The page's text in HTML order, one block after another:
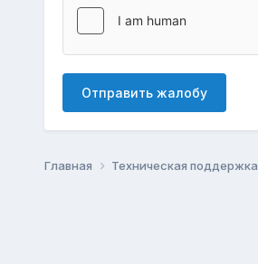
Отправить жалобу
Главная Техническая поддержка